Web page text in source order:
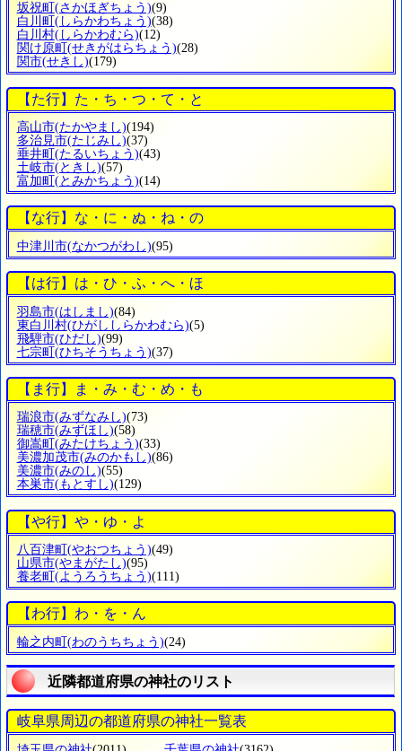
坂祝町 (さかほぎちょう)(9)
白川町 (しらかわちょう)(38)
白川村(しらかわむら)(12)
関け原町 (せきがはらちょう)(28)
関市(せきし)(179)
【た行】た・ち・つ・て・と
高山市(たかやまし)(194)
多治見市(たじみし)(37)
垂井町 (たるいちょう)(43)
土岐市(ときし)(57)
富加町 (とみかちょう)(14)
【な行】な・に・ぬ・ね・の
中津川市(なかつがわし)(95)
【は行】は・ひ・ふ・へ・ほ
羽島市(はしまし)(84)
東白川村(ひがししらかわむら)(5)
飛騨市(ひだし)(99)
七宗町(ひちそうちょう)(37)
【ま行】ま・み・む・め・も
瑞浪市(みずなみし)(73)
瑞穂市(みずほし)(58)
御嵩町 (みたけちょう)(33)
美濃加茂市(みのかもし)(86)
美濃市(みのし)(55)
本巣市(もとすし)(129)
【や行】や・ゆ・よ
八百津町 (やおつちょう)(49)
山県市(やまがたし)(95)
養老町 (ようろうちょう)(111)
【わ行】わ・を・ん
輪之内町 (わのうちちょう)(24)
近隣都道府県の神社のリスト
岐阜県周辺の都道府県の神社一覧表